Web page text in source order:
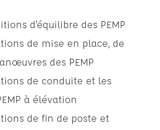
d’équilibre des PEMP
de mise en place, de
des PEMP
de conduite et les
à élévation
de fin de poste et